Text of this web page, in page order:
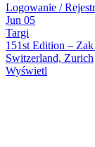
Logowanie /
Jun 05
Targi
151st Edition –
Switzerland, Zurich
Wyświetl